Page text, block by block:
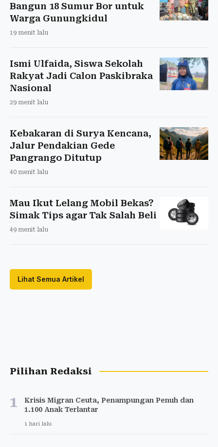
Bangun 18 Sumur Bor untuk
Warga Gunungkidul
19 menit lalu
Ismi Ulfaida, Siswa Sekolah
Rakyat Jadi Calon Paskibraka
Nasional
29 menit lalu
Kebakaran di Surya Kencana,
Jalur Pendakian Gede
Pangrango Ditutup
40 menit lalu
Mau Ikut Lelang Mobil Bekas?
Simak Tips agar Tak Salah Beli
49 menit lalu
Lihat Semua Artikel
Pilihan Redaksi
1
Krisis Migran Ceuta, Penampungan Penuh dan
1.100 Anak Terlantar
1 hari lalu